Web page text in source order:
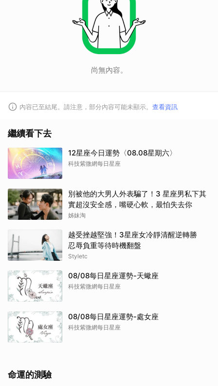
尚無內容。
內容已至結尾。請注意，部分內容可能未顯示。 查看資訊
繼續看下去
12星座今日運勢〈08.08星期六〉
科技紫微網每日星座
別被他的大男人外表騙了！3 星座男私下其
實超沒安全感，嘴硬心軟，最怕失去你
姊妹淘
越受挫越堅強！3星座女冷靜清醒逆轉勝
忍辱負重等待時機翻盤
Styletc
08/08每日星座運勢-天蠍座
科技紫微網每日星座
08/08每日星座運勢-處女座
科技紫微網每日星座
命運的測驗
取消